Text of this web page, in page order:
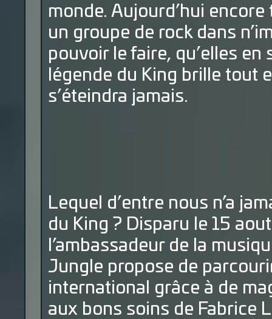
monde. Aujourd’hui
un groupe de rock dans
pouvoir le faire, qu’elles
légende du King brille tout
s’éteindra jamais.
Lequel d’entre nous n’a
du King ? Disparu le 15
l’ambassadeur de la
Jungle propose de
international grâce à de
aux bons soins de Fabrice